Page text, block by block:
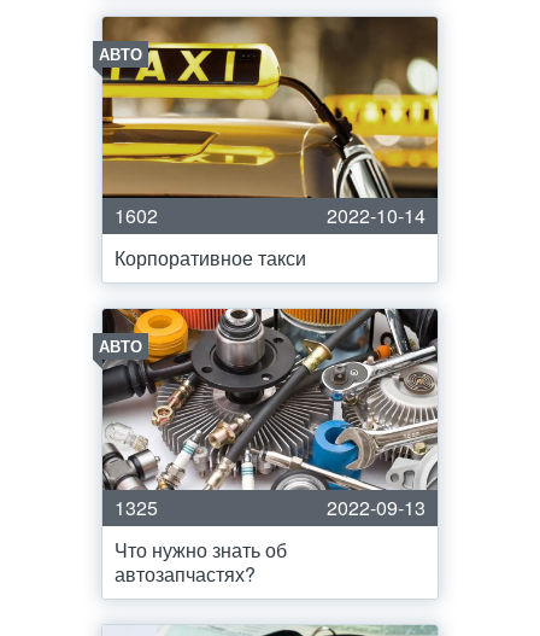
АВТО
1602
2022-10-14
Корпоративное такси
АВТО
1325
2022-09-13
Что нужно знать об
автозапчастях?